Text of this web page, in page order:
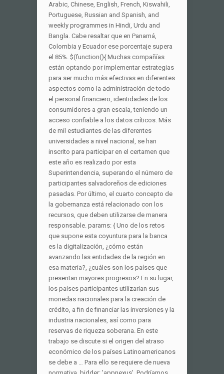
Arabic, Chinese, English, French, Kiswahili,
Portuguese, Russian and Spanish, and
weekly programmes in Hindi, Urdu and
Bangla. Cabe resaltar que en Panamá,
Colombia y Ecuador ese porcentaje supera
el 85%. $(function(){ Muchas compañías
están optando por implementar estrategias
para ser mucho más efectivas en diferentes
aspectos como la administración de todo
el personal financiero, identidades de los
consumidores a gran escala, teniendo un
acceso confiable a los datos críticos. Más
de mil estudiantes de las diferentes
universidades a nivel nacional, se han
inscrito para participar en el certamen que
este año es realizado por esta
Superintendencia, superando el número de
participantes salvadoreños de ediciones
pasadas. Por último, el cuarto concepto de
la gobernanza está relacionado con los
recursos, que deben utilizarse de manera
responsable. params: { Uno de los retos
que supone esta coyuntura para la banca
es la digitalización, ¿cómo están
avanzando las entidades de la región en
esa materia?, ¿cuáles son los países que
presentan mayores progresos? En su lugar,
los países participantes utilizarían sus
monedas nacionales para la creación de
crédito, a fin de financiar las inversiones y la
industria nacionales, así como para
reservas de riqueza soberana. En este
trabajo se discute si el origen del atraso
económico de los países Latinoamericanos
se debe a … Para ello se requiere de nueva